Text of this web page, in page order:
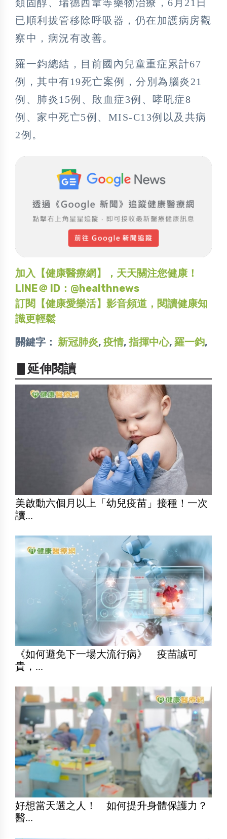
類固醇、瑞德西韋等藥物治療，6月21日
已順利拔管移除呼吸器，仍在加護病房觀
察中，病況有改善。
羅一鈞總結，目前國內兒童重症累計67
例，其中有19死亡案例，分別為腦炎21
例、肺炎15例、敗血症3例、哮吼症8
例、家中死亡5例、MIS-C13例以及共病
2例。
加入【健康醫療網】，天天關注您健康！
LINE＠ ID：@healthnews
訂閱【健康愛樂活】影音頻道，閱讀健康知
識更輕鬆
關鍵字： 新冠肺炎, 疫情, 指揮中心, 羅一鈞,
▋延伸閱讀
美啟動六個月以上「幼兒疫苗」接種！一次
讀...
《如何避免下一場大流行病》 疫苗誠可
貴，...
好想當天選之人！ 如何提升身體保護力？
醫...